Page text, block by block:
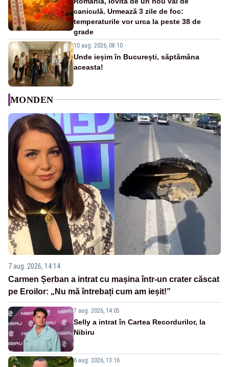
caniculă. Urmează 3 zile de foc:
temperaturile vor urca la peste 38 de
grade
10 aug. 2026, 08:10
Unde ieșim în București, săptămâna
aceasta!
MONDEN
7 aug. 2026, 14:14
Carmen Șerban a intrat cu mașina într-un crater căscat
pe Eroilor: „Nu mă întrebați cum am ieșit!”
7 aug. 2026, 14:05
Selly a intrat în Cartea Recordurilor, la
Nibiru
6 aug. 2026, 13:16